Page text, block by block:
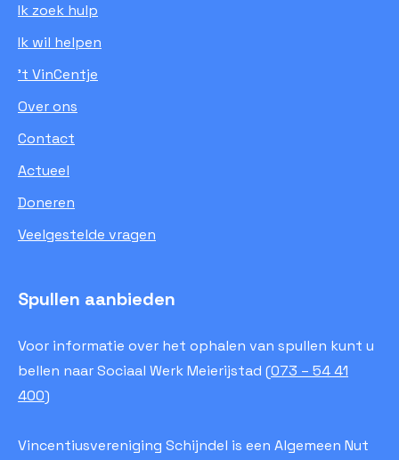
Ik zoek hulp
Ik wil helpen
’t VinCentje
Over ons
Contact
Actueel
Doneren
Veelgestelde vragen
Spullen aanbieden
Voor informatie over het ophalen van spullen kunt u
bellen naar Sociaal Werk Meierijstad (073 – 54 41
400)
Vincentiusvereniging Schijndel is een Algemeen Nut